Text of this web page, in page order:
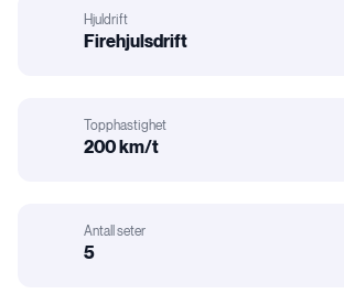
Hjuldrift
Firehjulsdrift
Topphastighet
200 km/t
Antall seter
5